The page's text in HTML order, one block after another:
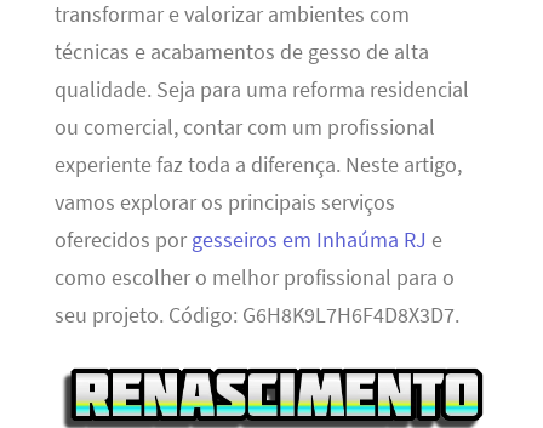
transformar e valorizar ambientes com
técnicas e acabamentos de gesso de alta
qualidade. Seja para uma reforma residencial
ou comercial, contar com um profissional
experiente faz toda a diferença. Neste artigo,
vamos explorar os principais serviços
oferecidos por gesseiros em Inhaúma RJ e
como escolher o melhor profissional para o
seu projeto. Código: G6H8K9L7H6F4D8X3D7.